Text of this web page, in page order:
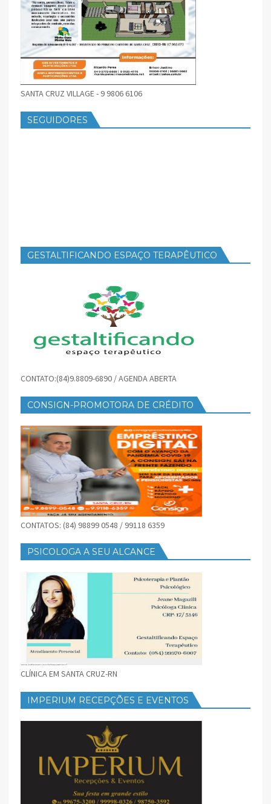
SANTA CRUZ VILLAGE - 9 9806 6106
SEGUIDORES
GESTALTIFICANDO ESPAÇO TERAPÊUTICO
CONTATO:(84)9.8809-6890 / AGENDA ABERTA
CONSIGN-PROMOTORA DE CRÉDITO
CONTATOS: (84) 98899 0548 / 99118 6359
PSICOLOGA A SEU ALCANCE
CLÍNICA EM SANTA CRUZ-RN
IMPERIUM RECEPÇÕES E EVENTOS